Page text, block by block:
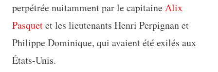
perpétrée nuitamment par le capitaineAlix
Pasquetet les lieutenants Henri Perpignan et
Philippe Dominique, qui avaient été exilés aux
États-Unis.